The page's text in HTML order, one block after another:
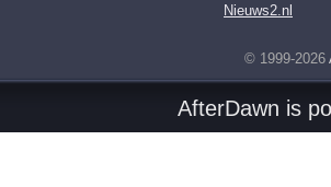
Nieuws2.nl
© 1999-2026
AfterDawn is